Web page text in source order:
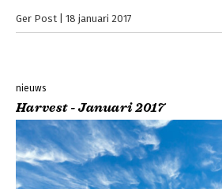
Ger Post 18 januari 2017
nieuws
Harvest - Januari 2017